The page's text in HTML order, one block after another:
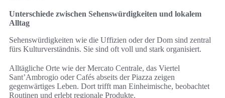
Unterschiede zwischen Sehenswürdigkeiten und lokalem
Alltag
Sehenswürdigkeiten wie die Uffizien oder der Dom sind zentral
fürs Kulturverständnis. Sie sind oft voll und stark organisiert.
Alltägliche Orte wie der Mercato Centrale, das Viertel
Sant’Ambrogio oder Cafés abseits der Piazza zeigen
gegenwärtiges Leben. Dort trifft man Einheimische, beobachtet
Routinen und erlebt regionale Produkte.